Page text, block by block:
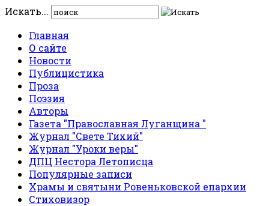
Искать...
Главная
О сайте
Новости
Публицистика
Проза
Поэзия
Авторы
Газета "Православная Луганщина "
Журнал "Свете Тихий"
Журнал "Уроки веры"
ДПЦ Нестора Летописца
Популярные записи
Храмы и святыни Ровеньковской епархии
Стиховизор